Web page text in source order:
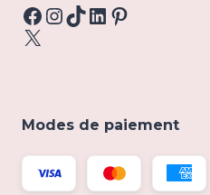
Facebook
Instagram
TikTok
LinkedIn
Pinterest
X
Modes de paiement